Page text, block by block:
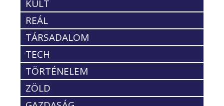
KULT
REÁL
TÁRSADALOM
TECH
TÖRTÉNELEM
ZÖLD